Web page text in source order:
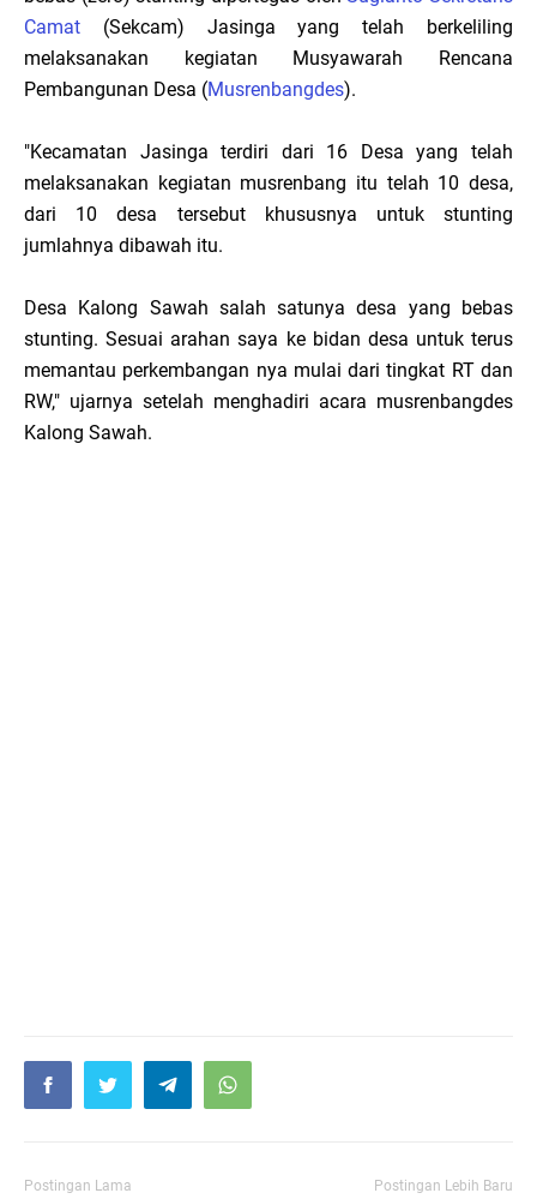
Camat (Sekcam) Jasinga yang telah berkeliling
melaksanakan kegiatan Musyawarah Rencana
Pembangunan Desa (Musrenbangdes).
"Kecamatan Jasinga terdiri dari 16 Desa yang telah
melaksanakan kegiatan musrenbang itu telah 10 desa,
dari 10 desa tersebut khususnya untuk stunting
jumlahnya dibawah itu.
Desa Kalong Sawah salah satunya desa yang bebas
stunting. Sesuai arahan saya ke bidan desa untuk terus
memantau perkembangan nya mulai dari tingkat RT dan
RW," ujarnya setelah menghadiri acara musrenbangdes
Kalong Sawah.
Postingan Lama Postingan Lebih Baru